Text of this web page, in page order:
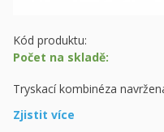
Kód produktu:
Počet na skladě:
Tryskací kombinéza
Zjistit více